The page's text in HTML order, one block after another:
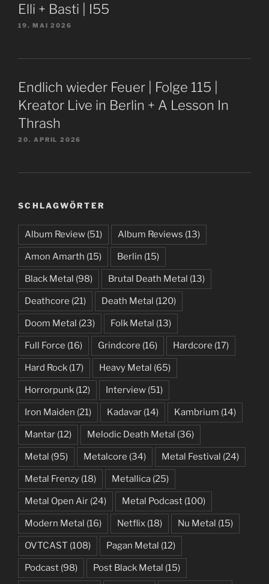
Elli + Basti | I55
19. MAI 2026
Endlich wieder Feuer | Folge 115 |
Kreator Live in Berlin + A Lesson In
Thrash
20. APRIL 2026
SCHLAGWÖRTER
Album Review (51) Album Reviews (13)
Amon Amarth (15) Berlin (15)
Black Metal (98) Brutal Death Metal (13)
Deathcore (21) Death Metal (120)
Doom Metal (23) Folk Metal (13)
Full Force (16) Grindcore (16) Hardcore (17)
Hard Rock (17) Heavy Metal (65)
Horrorpunk (12) Interview (51)
Iron Maiden (21) Kadavar (14) Kambrium (14)
Mantar (12) Melodic Death Metal (36)
Metal (95) Metalcore (34) Metal Festival (24)
Metal Frenzy (18) Metallica (25)
Metal Open Air (24) Metal Podcast (100)
Modern Metal (16) Netflix (18) Nu Metal (15)
OVTCAST (108) Pagan Metal (12)
Podcast (98) Post Black Metal (15)